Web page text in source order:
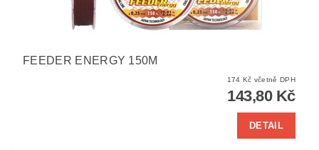
FEEDER ENERGY 150M
174 Kč včetně DPH
143,80 Kč
DETAIL